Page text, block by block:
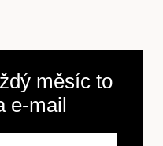
měsíc to
e-mail